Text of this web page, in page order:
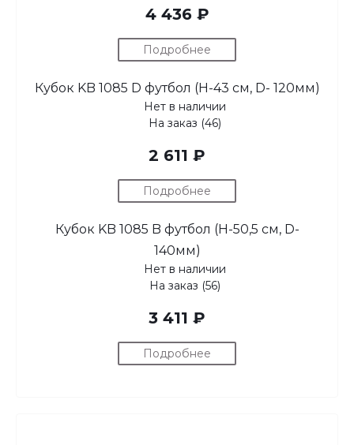
4 436 ₽
Подробнее
Кубок KB 1085 D футбол (H-43 см, D- 120мм)
Нет в наличии
На заказ (46)
2 611 ₽
Подробнее
Кубок KB 1085 B футбол (H-50,5 см, D-
140мм)
Нет в наличии
На заказ (56)
3 411 ₽
Подробнее